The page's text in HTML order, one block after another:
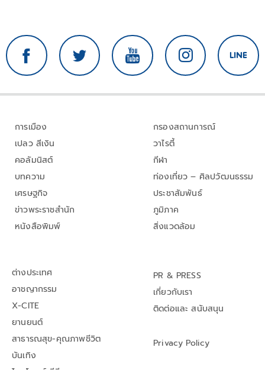
การเมือง
เปลว สีเงิน
คอลัมนิสต์
บทความ
เศรษฐกิจ
ข่าวพระราชสำนัก
หนังสือพิมพ์
กรองสถานการณ์
วาไรตี้
กีฬา
ท่องเที่ยว – ศิลปวัฒนธรรม
ประชาสัมพันธ์
ภูมิภาค
สิ่งแวดล้อม
ต่างประเทศ
อาชญากรรม
X-CITE
ยานยนต์
สาธารณสุข-คุณภาพชีวิต
บันเทิง
PR & PRESS
เกี่ยวกับเรา
ติดต่อและ สนับสนุน
Privacy Policy